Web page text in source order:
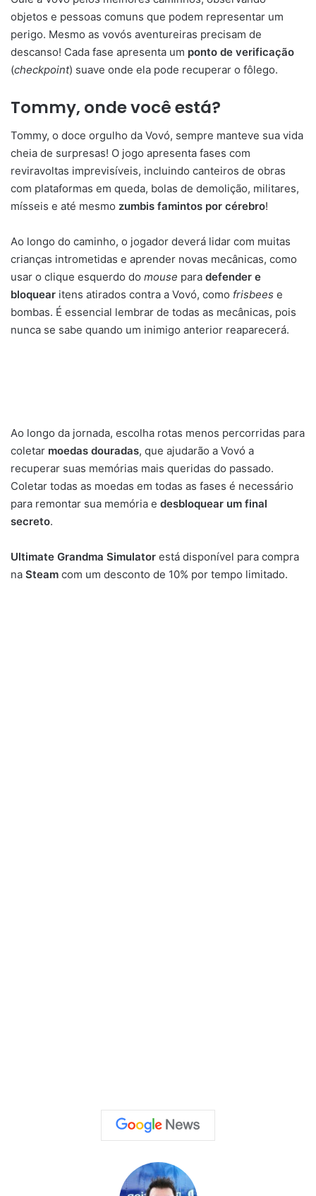
objetos e pessoas comuns que podem representar um
perigo. Mesmo as vovós aventureiras precisam de
descanso! Cada fase apresenta um ponto de verificação
(checkpoint) suave onde ela pode recuperar o fôlego.
Tommy, onde você está?
Tommy, o doce orgulho da Vovó, sempre manteve sua vida
cheia de surpresas! O jogo apresenta fases com
reviravoltas imprevisíveis, incluindo canteiros de obras
com plataformas em queda, bolas de demolição, militares,
mísseis e até mesmo zumbis famintos por cérebro!
Ao longo do caminho, o jogador deverá lidar com muitas
crianças intrometidas e aprender novas mecânicas, como
usar o clique esquerdo do mouse para defender e
bloquear itens atirados contra a Vovó, como frisbees e
bombas. É essencial lembrar de todas as mecânicas, pois
nunca se sabe quando um inimigo anterior reaparecerá.
Ao longo da jornada, escolha rotas menos percorridas para
coletar moedas douradas, que ajudarão a Vovó a
recuperar suas memórias mais queridas do passado.
Coletar todas as moedas em todas as fases é necessário
para remontar sua memória e desbloquear um final
secreto.
Ultimate Grandma Simulator está disponível para compra
na Steam com um desconto de 10% por tempo limitado.